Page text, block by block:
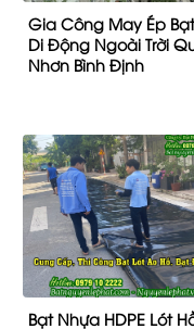
Gia Công May Ép
Di Động Ngoài Trời
Nhơn Bình Định
Bạt Nhựa HDPE Lót